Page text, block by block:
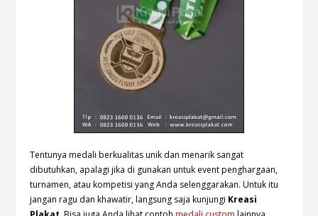
Tentunya medali berkualitas unik dan menarik sangat
dibutuhkan, apalagi jika di gunakan untuk event penghargaan,
turnamen, atau kompetisi yang Anda selenggarakan. Untuk itu
jangan ragu dan khawatir, langsung saja kunjungi Kreasi